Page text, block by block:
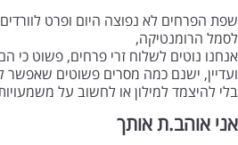
שפת הפרחים לא נפוצה היום ופרט
לסמל הרומנטיקה,
אנחנו נוטים לשלוח זרי פרחים, פשוט כי
ועדיין, ישנם כמה מסרים פשוטים
בלי להיצמד למילון או לחשוב על
אני אוהב.ת אותך